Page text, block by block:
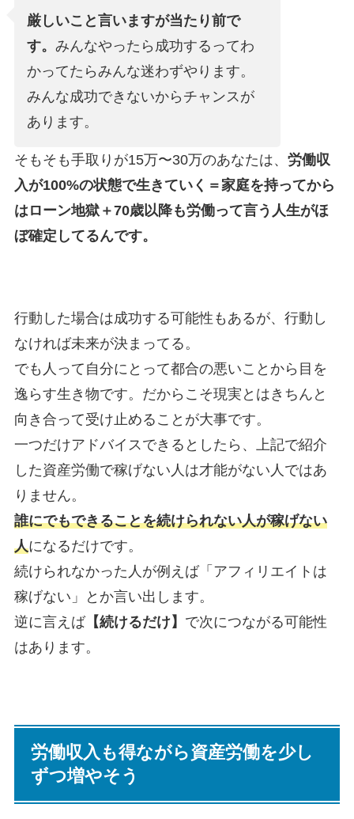
厳しいこと言いますが当たり前で
す。みんなやったら成功するってわ
かってたらみんな迷わずやります。
みんな成功できないからチャンスが
あります。
そもそも手取りが15万〜30万のあなたは、 労働収
入が100%の状態で生きていく＝家庭を持ってから
はローン地獄＋70歳以降も労働って言う人生がほ
ぼ確定してるんです。
行動した場合は成功する可能性もあるが、行動し
なければ未来が決まってる。
でも人って自分にとって都合の悪いことから目を
逸らす生き物です。だからこそ現実とはきちんと
向き合って受け止めることが大事です。
一つだけアドバイスできるとしたら、上記で紹介
した資産労働で稼げない人は才能がない人ではあ
りません。
誰にでもできることを続けられない人が稼げない
人になるだけです。
続けられなかった人が例えば「アフィリエイトは
稼げない」とか言い出します。
逆に言えば【続けるだけ】 で次につながる可能性
はあります。
労働収入も得ながら資産労働を少し
ずつ増やそう